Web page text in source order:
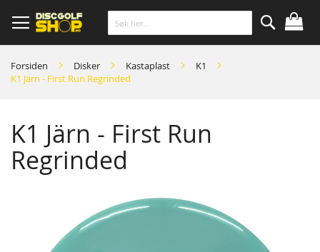
to
Content
Søk
Forsiden Disker Kastaplast
K1
K1 Järn - First Run Regrinded
K1 Järn - First Run
Regrinded